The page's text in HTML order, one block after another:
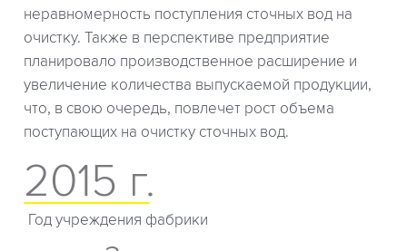
неравномерность поступления сточных вод на
очистку. Также в перспективе предприятие
планировало производственное расширение и
увеличение количества выпускаемой продукции,
что, в свою очередь, повлечет рост объема
поступающих на очистку сточных вод.
2015 г.
Год учреждения фабрики